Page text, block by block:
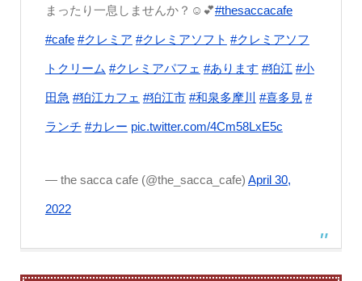
まったり一息しませんか？☺️💕#thesaccacafe
#cafe #クレミア #クレミアソフト #クレミアソフ
トクリーム #クレミアパフェ #あります #狛江 #小
田急 #狛江カフェ #狛江市 #和泉多摩川 #喜多見 #
ランチ #カレー pic.twitter.com/4Cm58LxE5c
— the sacca cafe (@the_sacca_cafe) April 30,
2022